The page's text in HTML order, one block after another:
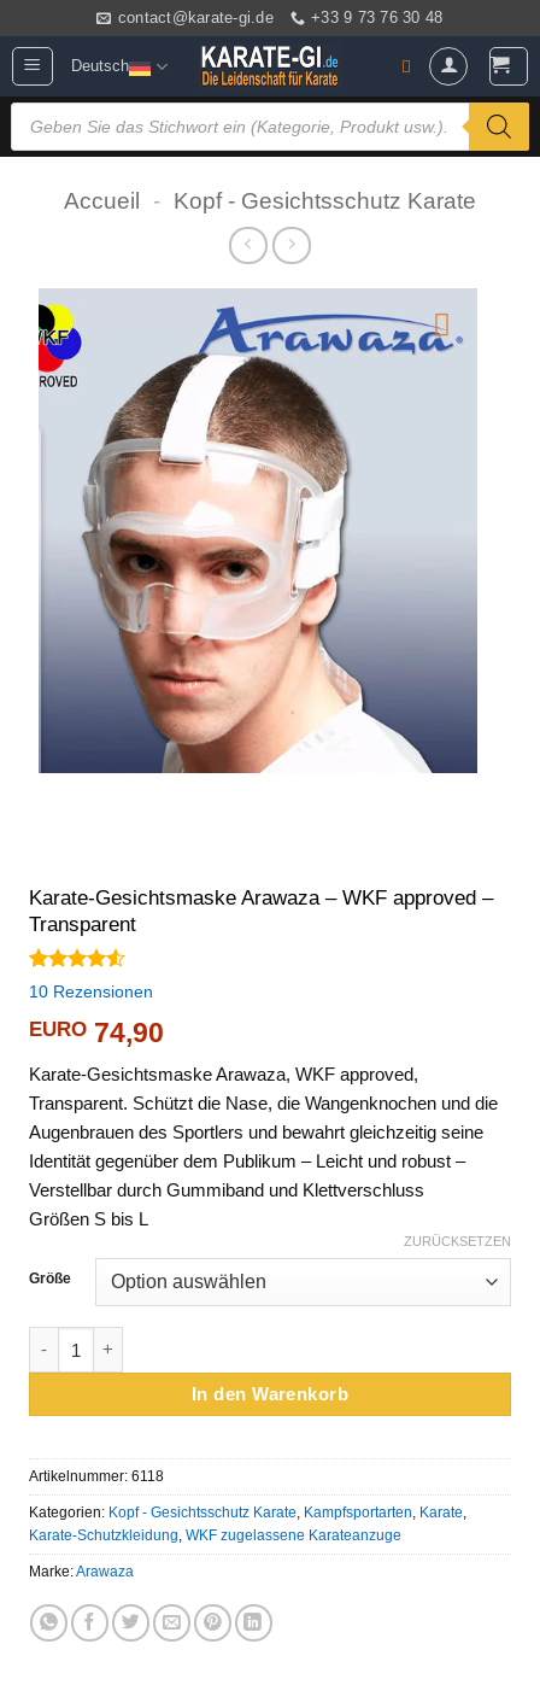
Inhalt
springen
contact@karate-gi.de +33 9 73 76 30 48
Deutsch
Products
search
Accueil - Kopf - Gesichtsschutz Karate
Karate-Gesichtsmaske Arawaza – WKF approved –
Transparent
Bewertet
von 5,
basierend
auf
10
Kundenbewertungen
10Rezensionen
EURO74,90
Karate-Gesichtsmaske Arawaza, WKF approved,
Transparent. Schützt die Nase, die Wangenknochen und die
Augenbrauen des Sportlers und bewahrt gleichzeitig seine
Identität gegenüber dem Publikum – Leicht und robust –
Verstellbar durch Gummiband und Klettverschluss
Größen S bis L
Größe
ZURÜCKSETZEN
In den Warenkorb
Artikelnummer: 6118
Kategorien: Kopf - Gesichtsschutz Karate, Kampfsportarten, Karate,
Karate-Schutzkleidung, WKF zugelassene Karateanzuge
Marke:Arawaza